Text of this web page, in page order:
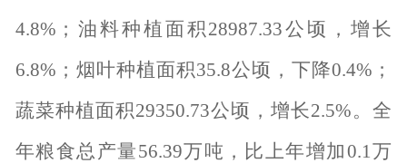
4.8% ；油料种植面积28987.33公顷，增长
6.8% ；烟叶种植面积35.8公顷，下降0.4% ；
蔬菜种植面积29350.73公顷，增长2.5%。全
年粮食总产量56.39万吨，比上年增加0.1万